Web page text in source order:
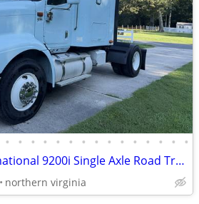
• • • • • • • • • • • • • • •
Beautiful 2006 International 9200i Single Axle Road Tractor
northern virginia